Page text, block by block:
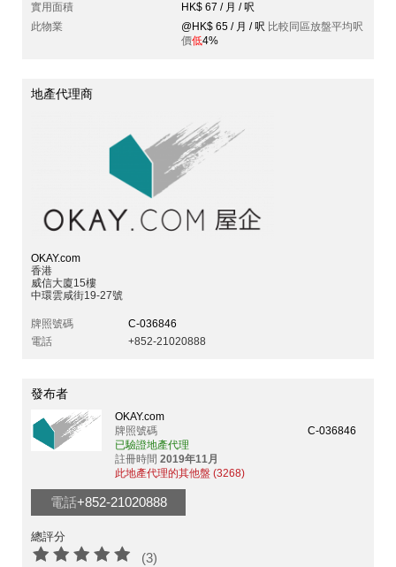
實用面積
HK$ 67 / 月 / 呎
此物業
@HK$ 65 / 月 / 呎 比較同區放盤平均呎
價低4%
地產代理商
OKAY.com
香港
威信大廈15樓
中環雲咸街19-27號
牌照號碼
C-036846
電話
+852-21020888
發布者
OKAY.com
牌照號碼
C-036846
已驗證地產代理
註冊時間 2019年11月
此地產代理的其他盤 (3268)
電話+852-21020888
總評分
(3)